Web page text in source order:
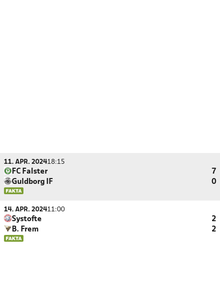
11. APR. 202418:15
FC Falster
7
Guldborg IF
0
14. APR. 202411:00
Systofte
2
B. Frem
2